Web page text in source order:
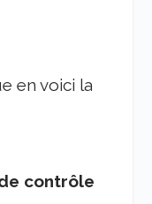
en voici la
contrôle